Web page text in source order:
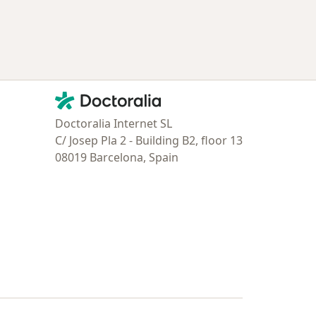
Contacto
Doctoralia - Página de inicio
Doctoralia Internet SL
C/ Josep Pla 2 - Building B2, floor 13
08019 Barcelona, Spain